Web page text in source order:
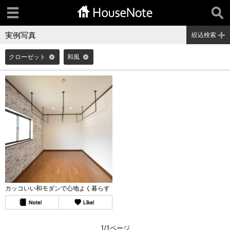
実例写真 絞込検索
クローゼット 和風
カッコいい和モダンで心地よく暮らす
1/1ページ